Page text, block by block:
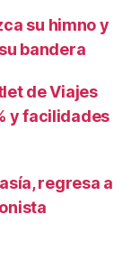
su himno y
bandera
de Viajes
y facilidades
regresa a